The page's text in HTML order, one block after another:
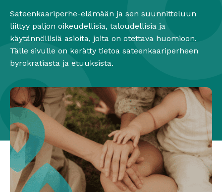
Sateenkaariperhe-elämään ja sen suunnitteluun
liittyy paljon oikeudellisia, taloudellisia ja
käytännöllisiä asioita, joita on otettava huomioon.
Tälle sivulle on kerätty tietoa sateenkaariperheen
byrokratiasta ja etuuksista.